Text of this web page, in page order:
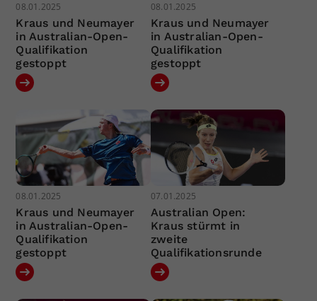
08.01.2025
Kraus und Neumayer
in Australian-Open-
Qualifikation
gestoppt
08.01.2025
Kraus und Neumayer
in Australian-Open-
Qualifikation
gestoppt
08.01.2025
Kraus und Neumayer
in Australian-Open-
Qualifikation
gestoppt
07.01.2025
Australian Open:
Kraus stürmt in
zweite
Qualifikationsrunde